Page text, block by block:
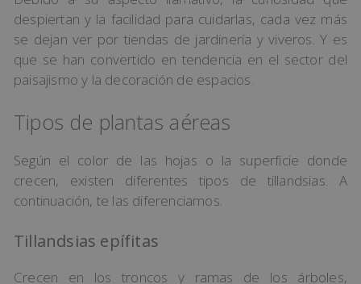
despiertan y la facilidad para cuidarlas, cada vez más
se dejan ver por tiendas de jardinería y viveros. Y es
que se han convertido en tendencia en el sector del
paisajismo y la decoración de espacios.
Tipos de plantas aéreas
Según el color de las hojas o la superficie donde
crecen, existen diferentes tipos de tillandsias. A
continuación, te las diferenciamos.
Tillandsias epífitas
Crecen en los troncos y ramas de los árboles,